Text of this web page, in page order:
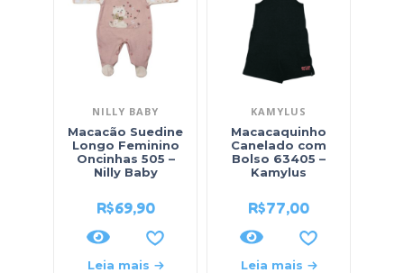
NILLY BABY
Macacão Suedine
Longo Feminino
Oncinhas 505 –
Nilly Baby
R$69,90
Leia mais
KAMYLUS
Macacaquinho
Canelado com
Bolso 63405 –
Kamylus
R$77,00
Leia mais